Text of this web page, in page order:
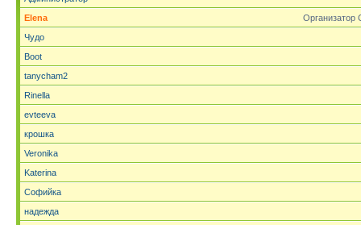
Организатор
Elena
Чудо
Boot
tanycham2
Rinella
evteeva
крошка
Veronika
Katerina
Софийка
надежда